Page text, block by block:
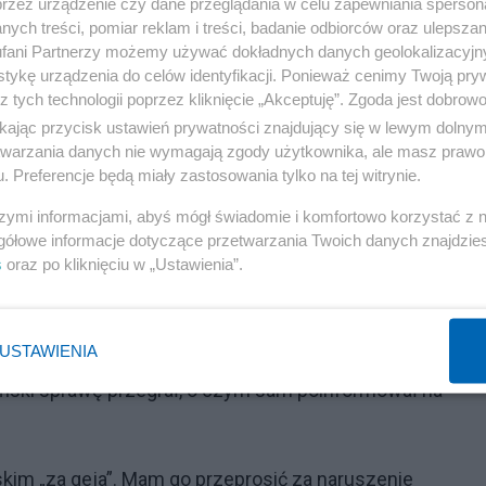
Reklama
miał w jednym z wywiadów powiedzieć, że
i III RP. Chciał też, by przesłuchani zostali: Paweł
Warszawy), Jerzy Nasierowski (dziennikarz
homoseksualista), Andrzej Milczanowski
ręką Lecha Wałęsy i kontaktował się ze służbami
Adam Bodnar. On z kolei, jak informują
polityki naruszania praw osób LGBT”,
sprawę przegrał, o czym sam poinformował na
„za geja”. Mam go przeprosić za naruszenie
treści, pomiar reklam i treści, badanie odbiorców oraz
Partnerzy możemy używać dokładnych danych
urządzenia do celów identyfikacji. Ponieważ cenimy Twoją
tych technologii poprzez kliknięcie „Akceptuję”. Zgoda jest
przycisk ustawień prywatności znajdujący się w lewym
danych nie wymagają zgody użytkownika, ale masz
Preferencje będą miały zastosowania tylko na tej witrynie.
informacjami, abyś mógł świadomie i komfortowo korzystać z
informacje dotyczące przetwarzania Twoich danych
oraz po kliknięciu w „Ustawienia”.
USTAWIENIA